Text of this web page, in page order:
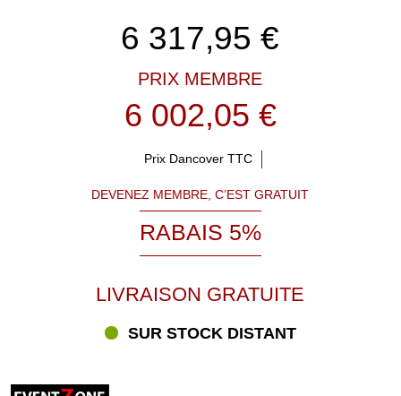
6 317,95 €
PRIX MEMBRE
6 002,05 €
Prix Dancover TTC
DEVENEZ MEMBRE, C’EST GRATUIT
RABAIS 5%
LIVRAISON GRATUITE
SUR STOCK DISTANT